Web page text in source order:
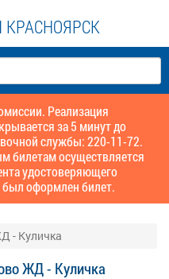
КРАСНОЯРСК
Реализация
за 5 минут до
службы: 220-11-72.
билетам осуществляется
удостоверяющего
был оформлен билет.
- Куличка
ЖД - Куличка